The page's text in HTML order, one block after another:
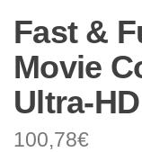
Fast &
Movie
Ultra-
100,78€